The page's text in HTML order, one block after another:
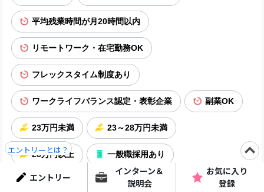
平均残業時間が月20時間以内
リモートワーク・在宅勤務OK
フレックスタイム制度あり
ワークライフバランス認定・表彰企業 副業OK
23万円未満 23～28万円未満
28万円以上 一般職採用あり
留学生を積極採用 内々定まで1カ月以内
エントリー
エントリーとは？
インターン＆
説明会
お気に入り
登録